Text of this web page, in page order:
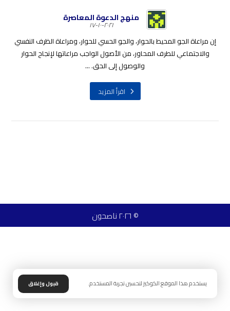
منهج الدعوة المعاصرة
٢٠٢١-١٠-١٧
إن مراعاة الجو المحيط بالحوار، والجو الحسي للحوار، ومراعاة الظرف النفسي
والاجتماعي للطرف المحاور، من الأصول الواجب مراعاتها لإنجاح الحوار
والوصول إلى الحق. ...
اقرأ المزيد
© ٢٠٢٦ ناصحون
يستخدم هذا الموقع الكوكيز لتحسين تجربة المستخدم. قبول وإغلاق